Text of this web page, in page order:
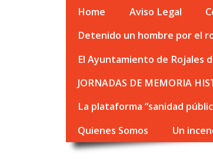
Home Aviso Legal
Detenido un hombre por el
El Ayuntamiento de Rojales
JORNADAS DE MEMORIA
La plataforma “sanidad
Quienes Somos
Un